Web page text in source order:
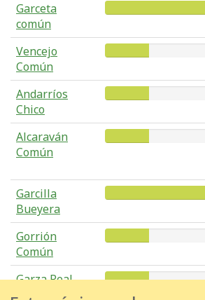
Garceta
común
Vencejo
Común
Andarríos
Chico
Alcaraván
Común
Garcilla
Bueyera
Gorrión
Común
Garza Real